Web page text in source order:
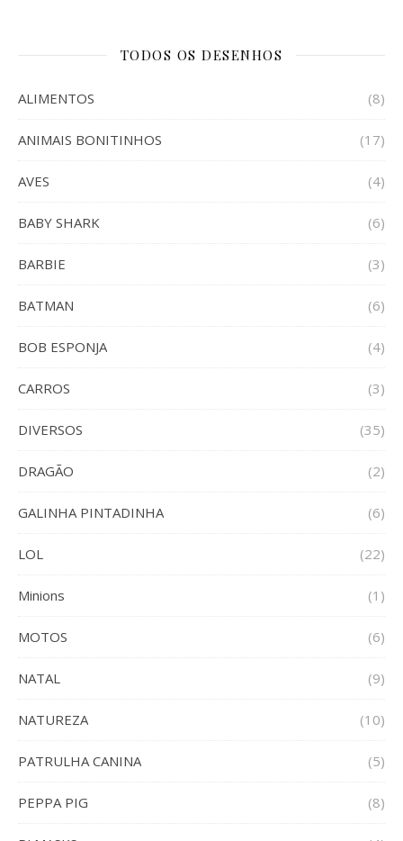
TODOS OS DESENHOS
ALIMENTOS (8)
ANIMAIS BONITINHOS (17)
AVES (4)
BABY SHARK (6)
BARBIE (3)
BATMAN (6)
BOB ESPONJA (4)
CARROS (3)
DIVERSOS (35)
DRAGÃO (2)
GALINHA PINTADINHA (6)
LOL (22)
Minions (1)
MOTOS (6)
NATAL (9)
NATUREZA (10)
PATRULHA CANINA (5)
PEPPA PIG (8)